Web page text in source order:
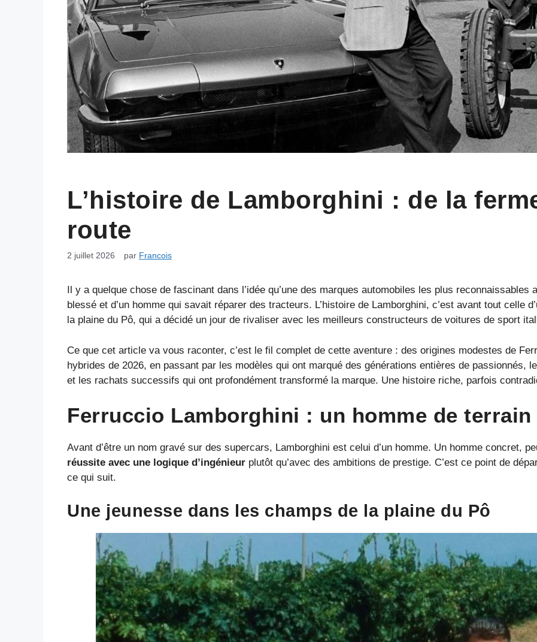
L’histoire de Lamborghini : de la
route
2 juillet 2026 par Francois
Il y a quelque chose de fascinant dans l’idée qu’une des marques automobiles les plus reconnaissables
blessé et d’un homme qui savait réparer des tracteurs. L’histoire de Lamborghini, c’est avant tout celle
la plaine du Pô, qui a décidé un jour de rivaliser avec les meilleurs constructeurs de voitures de sport
Ce que cet article va vous raconter, c’est le fil complet de cette aventure : des origines modestes de
hybrides de 2026, en passant par les modèles qui ont marqué des générations entières de passionnés,
et les rachats successifs qui ont profondément transformé la marque. Une histoire riche, parfois
Ferruccio Lamborghini : un homme de
Avant d’être un nom gravé sur des supercars, Lamborghini est celui d’un homme. Un homme concret,
réussite avec une logique d’ingénieur plutôt qu’avec des ambitions de prestige. C’est ce point de
ce qui suit.
Une jeunesse dans les champs de la plaine du Pô